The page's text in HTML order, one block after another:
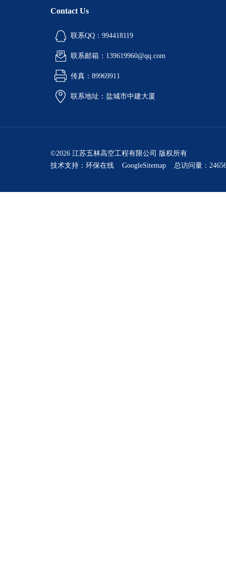
Contact Us
联系QQ：994418119
联系邮箱：139619960@qq.com
传真：89969911
联系地址：盐城市中建大厦
©2026 江苏五林高空工程有限公司 版权所有
技术支持： 环保在线 GoogleSitemap 总访问量：